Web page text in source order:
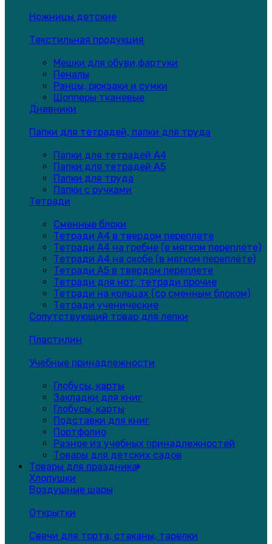
Ножницы детские
Текстильная продукция
Мешки для обуви,фартуки
Пеналы
Ранцы, рюкзаки и сумки
Шопперы тканевые
Дневники
Папки для тетрадей, папки для труда
Папки для тетрадей А4
Папки для тетрадей А5
Папки для труда
Папки с ручками
Тетради
Сменные блоки
Тетради А4 в твердом переплете
Тетради А4 на гребне (в мягком переплёте)
Тетради А4 на скобе (в мягком переплёте)
Тетради А5 в твердом переплете
Тетради для нот, тетради прочие
Тетради на кольцах (со сменным блоком)
Тетради ученические
Сопутствующий товар для лепки
Пластилин
Учебные принадлежности
Глобусы, карты
Закладки для книг
Глобусы, карты
Подставки для книг
Портфолио
Разное из учебных принадлежностей
Товары для детских садов
Товары для праздника
Хлопушки
Воздушные шары
Открытки
Свечи для торта, стаканы, тарелки